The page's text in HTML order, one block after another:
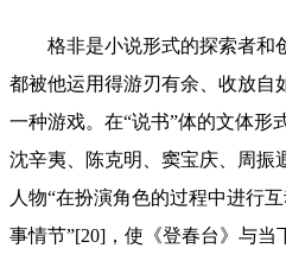
格非是小说形式的探索者和
都被他运用得游刃有余、收放自
一种游戏。在“说书”体的文体形
沈辛夷、陈克明、窦宝庆、周振
人物“在扮演角色的过程中进行
事情节”[20]，使《登春台》与